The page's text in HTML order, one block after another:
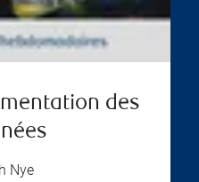
des
Nye